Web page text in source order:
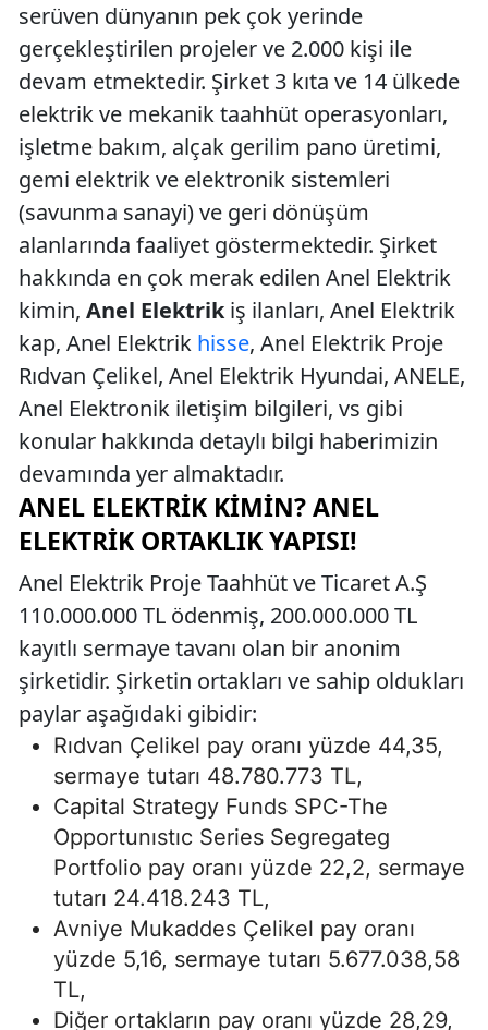
serüven dünyanın pek çok yerinde
gerçekleştirilen projeler ve 2.000 kişi ile
devam etmektedir. Şirket 3 kıta ve 14 ülkede
elektrik ve mekanik taahhüt operasyonları,
işletme bakım, alçak gerilim pano üretimi,
gemi elektrik ve elektronik sistemleri
(savunma sanayi) ve geri dönüşüm
alanlarında faaliyet göstermektedir. Şirket
hakkında en çok merak edilen Anel Elektrik
kimin, Anel Elektrikiş ilanları, Anel Elektrik
kap, Anel Elektrik hisse, Anel Elektrik Proje
Rıdvan Çelikel, Anel Elektrik Hyundai, ANELE,
Anel Elektronik iletişim bilgileri, vs gibi
konular hakkında detaylı bilgi haberimizin
devamında yer almaktadır.
ANEL ELEKTRIK KIMIN? ANEL
ELEKTRIK ORTAKLIK YAPISI!
Anel Elektrik Proje Taahhüt ve Ticaret A.Ş
110.000.000 TL ödenmiş, 200.000.000 TL
kayıtlı sermaye tavanı olan bir anonim
şirketidir. Şirketin ortakları ve sahip oldukları
paylar aşağıdaki gibidir:
Rıdvan Çelikel pay oranı yüzde 44,35,
sermaye tutarı 48.780.773 TL,
Capital Strategy Funds SPC-The
Opportunıstıc Series Segregateg
Portfolio pay oranı yüzde 22,2, sermaye
tutarı 24.418.243 TL,
Avniye Mukaddes Çelikel pay oranı
yüzde 5,16, sermaye tutarı 5.677.038,58
TL,
Diğer ortakların pay oranı yüzde 28,29,